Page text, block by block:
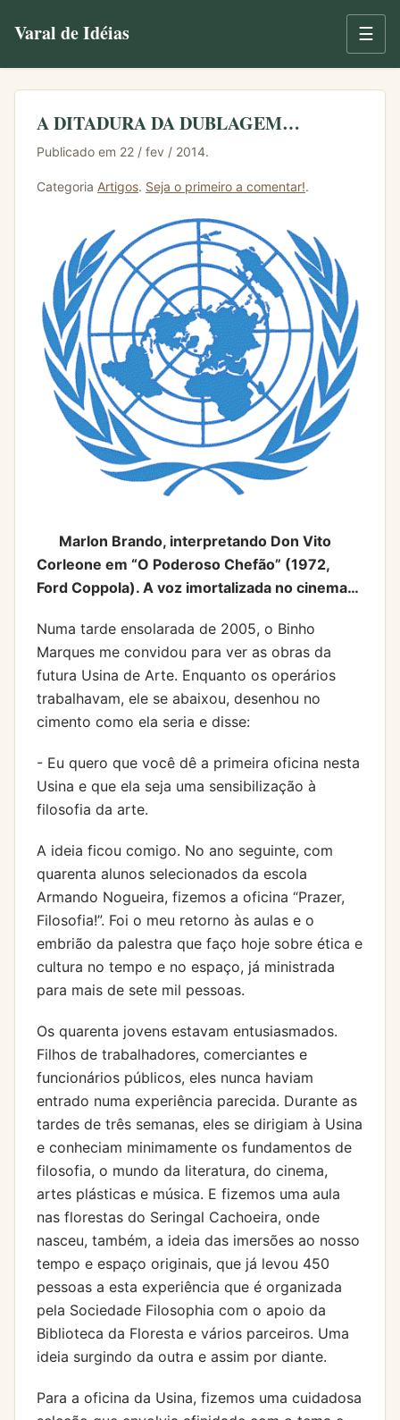
Varal de Idéias ☰
A DITADURA DA DUBLAGEM…
Publicado em 22 / fev / 2014.
Categoria Artigos. Seja o primeiro a comentar!.
Marlon Brando, interpretando Don Vito
Corleone em “O Poderoso Chefão” (1972,
Ford Coppola). A voz imortalizada no cinema…
Numa tarde ensolarada de 2005, o Binho
Marques me convidou para ver as obras da
futura Usina de Arte. Enquanto os operários
trabalhavam, ele se abaixou, desenhou no
cimento como ela seria e disse:
- Eu quero que você dê a primeira oficina nesta
Usina e que ela seja uma sensibilização à
filosofia da arte.
A ideia ficou comigo. No ano seguinte, com
quarenta alunos selecionados da escola
Armando Nogueira, fizemos a oficina “Prazer,
Filosofia!”. Foi o meu retorno às aulas e o
embrião da palestra que faço hoje sobre ética e
cultura no tempo e no espaço, já ministrada
para mais de sete mil pessoas.
Os quarenta jovens estavam entusiasmados.
Filhos de trabalhadores, comerciantes e
funcionários públicos, eles nunca haviam
entrado numa experiência parecida. Durante as
tardes de três semanas, eles se dirigiam à Usina
e conheciam minimamente os fundamentos de
filosofia, o mundo da literatura, do cinema,
artes plásticas e música. E fizemos uma aula
nas florestas do Seringal Cachoeira, onde
nasceu, também, a ideia das imersões ao nosso
tempo e espaço originais, que já levou 450
pessoas a esta experiência que é organizada
pela Sociedade Filosophia com o apoio da
Biblioteca da Floresta e vários parceiros. Uma
ideia surgindo da outra e assim por diante.
Para a oficina da Usina, fizemos uma cuidadosa